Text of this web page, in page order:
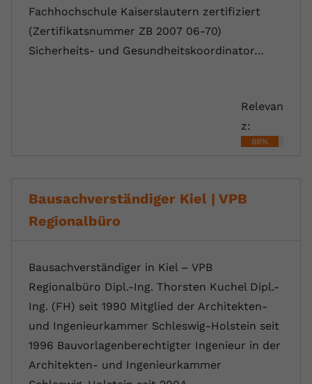
Fachhochschule Kaiserslautern zertifiziert
(Zertifikatsnummer ZB 2007 06-70)
Sicherheits- und Gesundheitskoordinator…
Relevan
z:
88%
Bausachverständiger Kiel | VPB
Regionalbüro
Bausachverständiger in Kiel – VPB
Regionalbüro Dipl.-Ing. Thorsten Kuchel Dipl.-
Ing. (FH) seit 1990 Mitglied der Architekten-
und Ingenieurkammer Schleswig-Holstein seit
1996 Bauvorlagenberechtigter Ingenieur in der
Architekten- und Ingenieurkammer